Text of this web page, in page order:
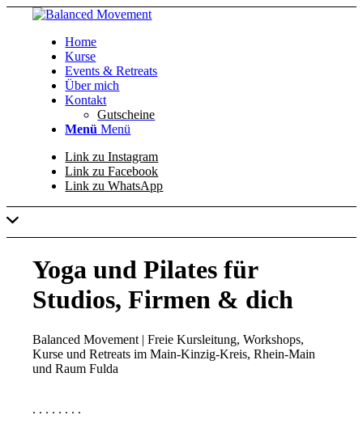
Home
Kurse
Events & Retreats
Über mich
Kontakt
Gutscheine
Menü Menü
Link zu Instagram
Link zu Facebook
Link zu WhatsApp
Yoga und Pilates für
Studios, Firmen & dich
Balanced Movement | Freie Kursleitung, Workshops,
Kurse und Retreats im Main-Kinzig-Kreis, Rhein-Main
und Raum Fulda
. . . . . . . .